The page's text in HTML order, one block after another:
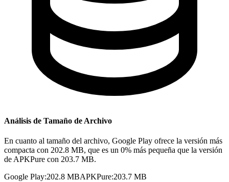
Análisis de Tamaño de Archivo
En cuanto al tamaño del archivo, Google Play ofrece la versión más
compacta con 202.8 MB, que es un 0% más pequeña que la versión
de APKPure con 203.7 MB.
Google Play:202.8 MBAPKPure:203.7 MB